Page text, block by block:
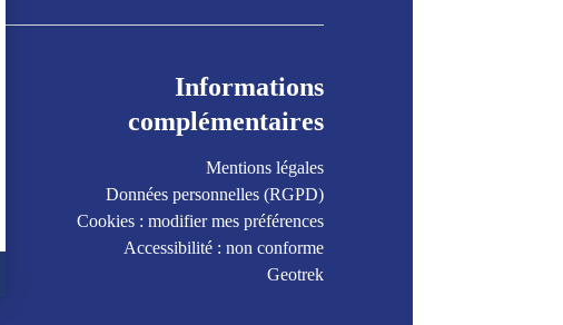
Informations
complémentaires
Mentions légales
Données personnelles (RGPD)
Cookies : modifier mes préférences
Accessibilité : non conforme
Geotrek